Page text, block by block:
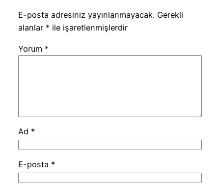
E-posta adresiniz yayınlanmayacak. Gerekli
alanlar * ile işaretlenmişlerdir
Yorum *
Ad *
E-posta *